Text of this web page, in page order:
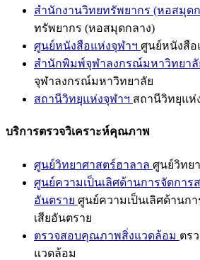
สำนักงานวิทยทรัพยากร (หอสมุด
ทรัพยากร (หอสมุดกลาง)
ศูนย์หนังสือแห่งจุฬาฯ ศูนย์หนังสือ
สำนักพิมพ์จุฬาลงกรณ์มหาวิทยาลั
จุฬาลงกรณ์มหาวิทยาลัย
สถานีวิทยุแห่งจุฬาฯ สถานีวิทยุแห่
บริการตรวจวิเคราะห์คุณภาพ
ศูนย์วิทยาศาสตร์ฮาลาล ศูนย์วิทย
ศูนย์ความเป็นเลิศด้านการจัดการ
อันตราย ศูนย์ความเป็นเลิศด้านก
เสียอันตราย
ตรวจสอบคุณภาพสิ่งแวดล้อม ตร
แวดล้อม